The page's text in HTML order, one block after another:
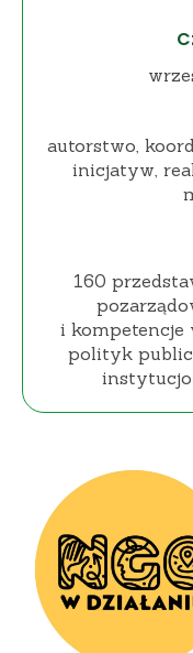
autorstwo,
inicjatyw,
160
i kompetencje
polityk